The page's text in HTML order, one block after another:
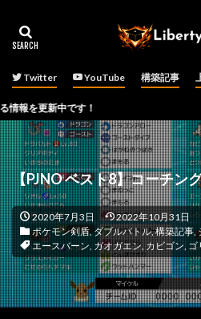
Twitter YouTube 構築記事
す！
【PJNO ベスト8】コーチン
2020年7月3日
2022年10月31日
ポケモン剣盾,ダブルバトル,構築記事,
エースバーン, ガオガエン, カビゴン, ゴ